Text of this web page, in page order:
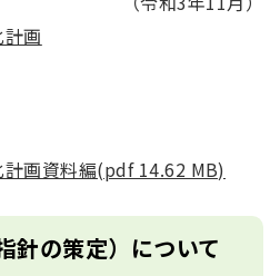
画
計画資料編(pdf 14.62 MB)
針の策定）について